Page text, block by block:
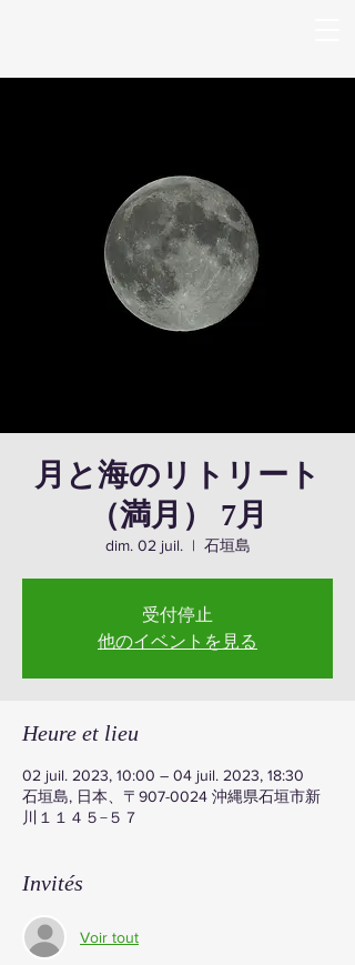
月と海のリトリート
（満月） 7月
dim. 02 juil.
  |
石垣島
受付停止
他のイベントを見る
Heure et lieu
02 juil. 2023, 10:00 – 04 juil. 2023, 18:30
石垣島, 日本、〒907-0024 沖縄県石垣市新
川１１４５−５７
Invités
Voir tout